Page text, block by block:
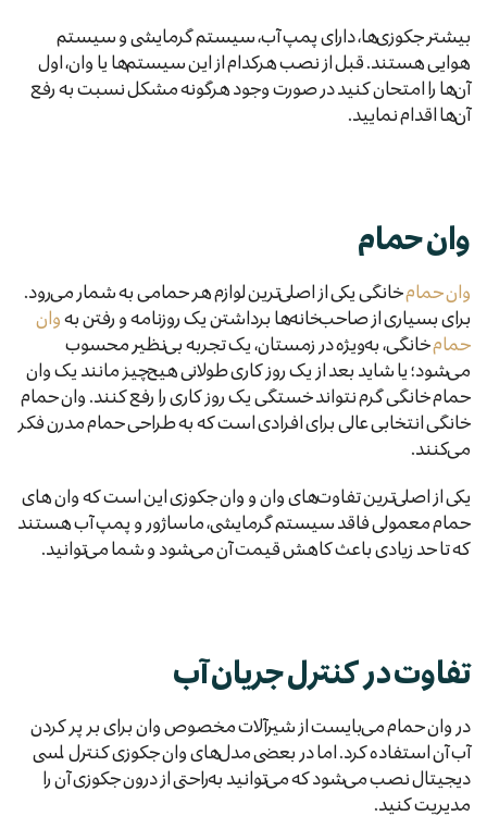
بیشتر جکوزی‌ها، دارای پمپ آب، سیستم گرمایشی و سیستم
هوایی هستند. قبل از نصب هرکدام از این سیستم‌ها یا وان، اول
آن‌ها را امتحان کنید در صورت وجود هرگونه مشکل نسبت به رفع
آن‌ها اقدام نمایید.
وان حمام
وان حمامخانگی یکی از اصلی‌ترین لوازم هر حمامی به شمار می‌رود.
برای بسیاری از صاحب‌خانه‌ها برداشتن یک روزنامه و رفتن بهوان
حمامخانگی، به‌ویژه در زمستان، یک تجربه بی‌نظیر محسوب
می‌شود؛ یا شاید بعد از یک روز کاری طولانی هیچ‌چیز مانند یک وان
حمام خانگی گرم نتواند خستگی یک روز کاری را رفع کنند. وان حمام
خانگی انتخابی عالی برای افرادی است که به طراحی حمام مدرن فکر
می‌کنند.
یکی از اصلی‌ترین تفاوت‌های وان و وان جکوزی این است که وان های
حمام معمولی فاقد سیستم گرمایشی، ماساژور و پمپ آب هستند
که تا حد زیادی باعث کاهش قیمت آن می‌شود و شما می‌توانید.
تفاوت در کنترل جریان آب
در وان حمام می‌بایست از شیرآلات مخصوص وان برای بر پر کردن
آب آن استفاده کرد. اما در بعضی مدل‌های وان جکوزی کنترل لمسی
دیجیتال نصب می‌شود که می‌توانید به‌راحتی از درون جکوزی آن را
مدیریت کنید.